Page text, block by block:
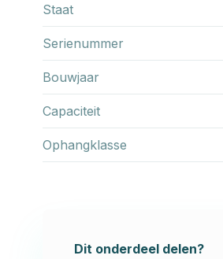
Staat
Serienummer
Bouwjaar
Capaciteit
Ophangklasse
Dit onderdeel delen?